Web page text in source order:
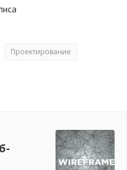
Проектирование